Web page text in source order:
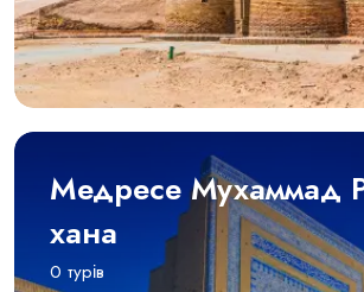
Медресе Мухаммад
хана
0 турів